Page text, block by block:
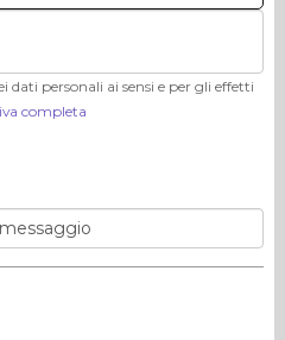
personali ai sensi e per gli effetti
completa